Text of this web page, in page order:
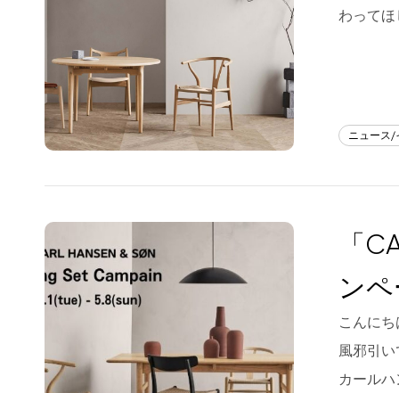
0965-52-0323
096-274-8175
Arv
0965-45-9282
わって
ニュース/
「
ン
こんに
風邪引
カール